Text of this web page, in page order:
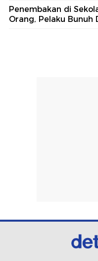
Penembakan di
Orang, Pelaku Bunuh